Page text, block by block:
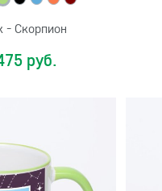
- Скорпион
руб.